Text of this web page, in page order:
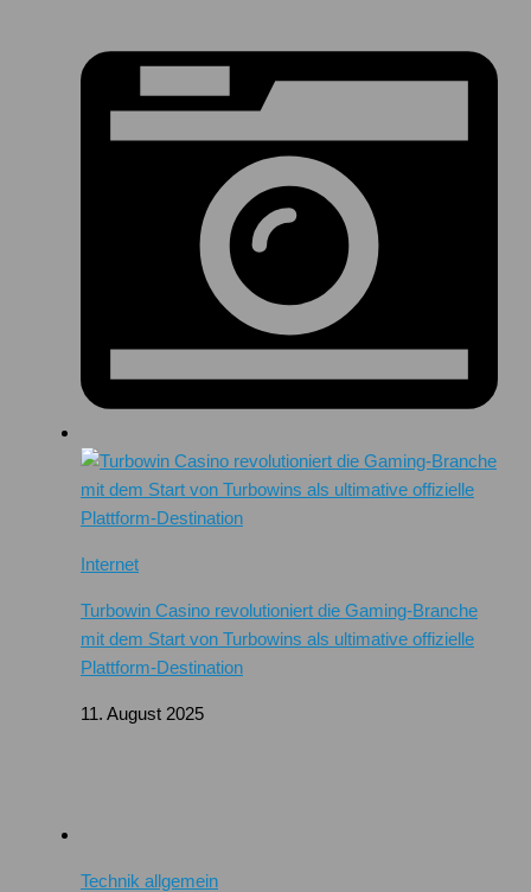
Internet
Turbowin Casino revolutioniert die Gaming-Branche
mit dem Start von Turbowins als ultimative offizielle
Plattform-Destination
11. August 2025
Technik allgemein